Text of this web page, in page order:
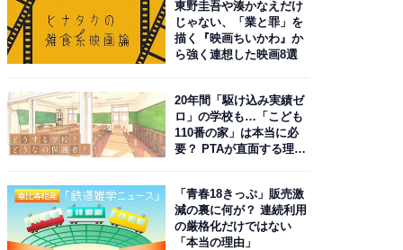
東野圭吾や湊かなえだけ
じゃない、「業と罪」を
描く『映画ちいかわ』か
ら強く連想した映画8選
20年間「駆け込み実績ゼ
ロ」の学校も…「こども
110番の家」は本当に必
要？ PTAが直面する理想
「青春18きっぷ」販売激
減の裏に何が？ 連続利用
の厳格化だけではない
「本当の理由」